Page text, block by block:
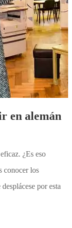
en alemán
¿Es eso
conocer los
por esta